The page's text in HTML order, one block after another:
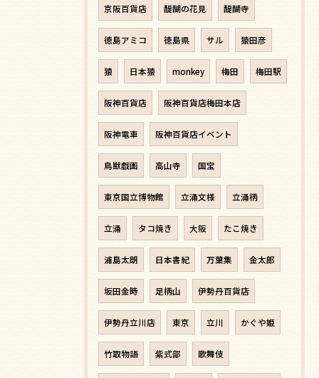
京阪百貨店 醍醐の花見 醍醐寺
徳島アミコ 徳島県 サル 猿田彦
猿 日本猿 monkey 梅田 梅田駅
阪神百貨店 阪神百貨店梅田本店
阪神電車 阪神百貨店イベント
鳥獣戯画 高山寺 国宝
東京国立博物館 立涌文様 立涌柄
立涌 タコ焼き 大阪 たこ焼き
浦島太朗 日本書紀 万葉集 金太郎
坂田金時 足柄山 伊勢丹百貨店
伊勢丹立川店 東京 立川 かぐや姫
竹取物語 紫式部 歌舞伎